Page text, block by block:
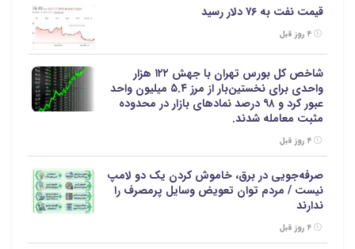
قیمت نفت به ۷۶ دلار رسید
شاخص کل بورس تهران با جهش ۱۲۲ هزار
واحدی برای نخستین‌بار از مرز ۵.۴ میلیون واحد
عبور کرد و ۹۸ درصد نمادهای بازار در محدوده
مثبت معامله شدند.
صرفه‌جویی در برق، خاموش کردن یک دو لامپ
نیست / مردم توان تعویض وسایل پرمصرف را
ندارند